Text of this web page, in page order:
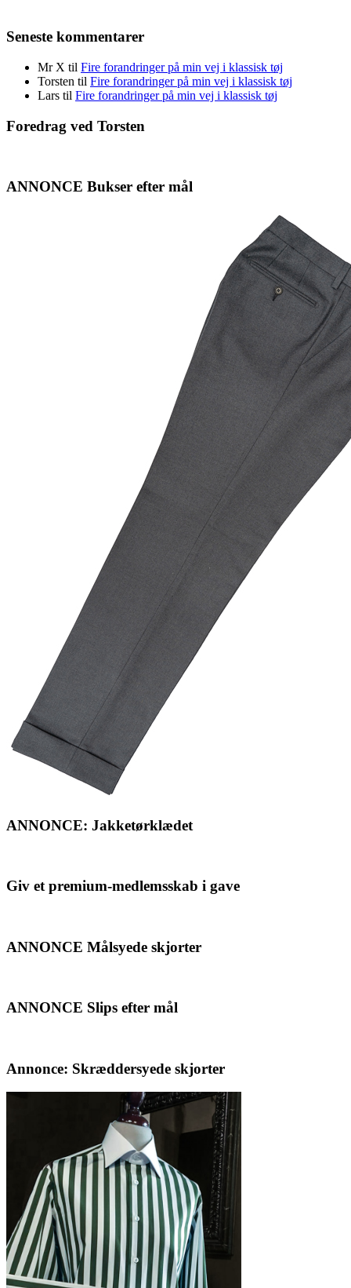
Seneste kommentarer
Mr X til Fire forandringer på min vej i klassisk tøj
Torsten til Fire forandringer på min vej i klassisk tøj
Lars til Fire forandringer på min vej i klassisk tøj
Foredrag ved Torsten
ANNONCE Bukser efter mål
ANNONCE: Jakketørklædet
Giv et premium-medlemsskab i gave
ANNONCE Målsyede skjorter
ANNONCE Slips efter mål
Annonce: Skræddersyede skjorter